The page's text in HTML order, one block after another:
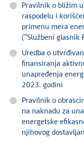
Pravilnik o bližim
raspodelu i
primenu mera
(''Službeni glasnik
Uredba o
finansiranja
unapređenja
2023. godini
Pravilnik o
na naknadu za
energetske
njihovog